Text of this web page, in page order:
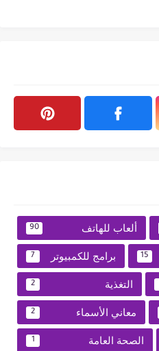
ألعاب للهاتف 90
15 برامج للكمبيوتر 7
التغذية 2
معاني الأسماء 2
الصحة العامة 1